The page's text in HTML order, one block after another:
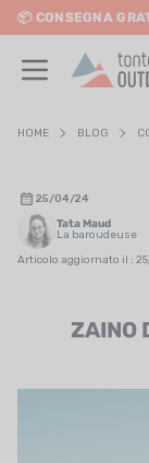
content
📦 CONSEGNA
/
HOME BLOG
25/04/24
Tata Maud
La baroudeuse
Articolo aggiornato il :
ZAINO